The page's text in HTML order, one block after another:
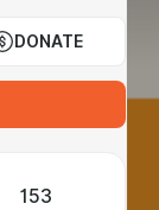
DONATE
153